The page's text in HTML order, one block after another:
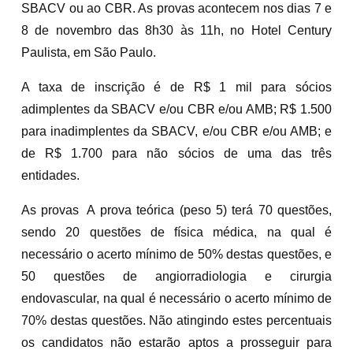
SBACV ou ao CBR. As provas acontecem nos dias 7 e
8 de novembro das 8h30 às 11h, no Hotel Century
Paulista, em São Paulo.
A taxa de inscrição é de R$ 1 mil para sócios
adimplentes da SBACV e/ou CBR e/ou AMB; R$ 1.500
para inadimplentes da SBACV, e/ou CBR e/ou AMB; e
de R$ 1.700 para não sócios de uma das três
entidades.
As provas A prova teórica (peso 5) terá 70 questões,
sendo 20 questões de física médica, na qual é
necessário o acerto mínimo de 50% destas questões, e
50 questões de angiorradiologia e cirurgia
endovascular, na qual é necessário o acerto mínimo de
70% destas questões. Não atingindo estes percentuais
os candidatos não estarão aptos a prosseguir para